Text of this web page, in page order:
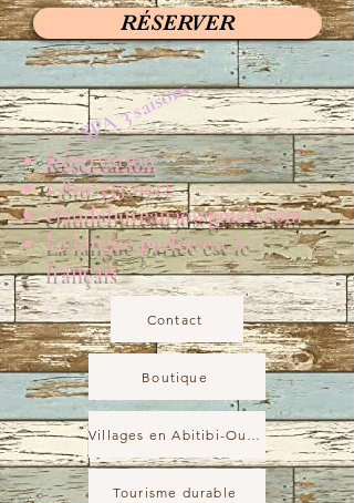
RÉSERVER
SPA 3 saisons
Réservation
1-819-333-0222
claudebureau30@gmail.com
La langue parlée est le
français
Contact
Boutique
Tourisme durable